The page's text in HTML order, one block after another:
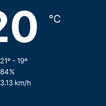
℃
21º - 19º
84%
3.13 km/h